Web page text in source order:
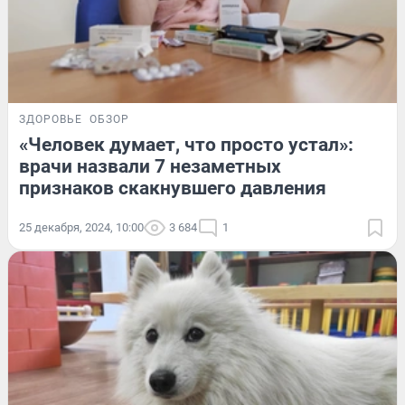
ЗДОРОВЬЕ ОБЗОР
«Человек думает, что просто устал»:
врачи назвали 7 незаметных
признаков скакнувшего давления
25 декабря, 2024, 10:00 3 684 1